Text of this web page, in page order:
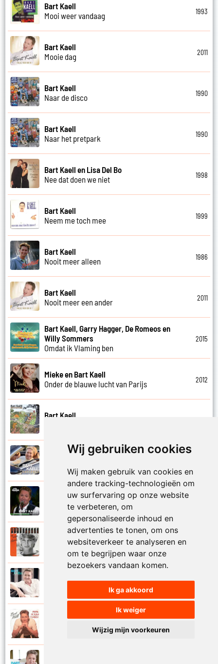
Wij gebruiken cookies
Wij maken gebruik van cookies en
andere tracking-technologieën om
uw surfervaring op onze website
te verbeteren, om
gepersonaliseerde inhoud en
advertenties te tonen, om ons
websiteverkeer te analyseren en
om te begrijpen waar onze
bezoekers vandaan komen.
Ik ga akkoord
Ik weiger
Wijzig mijn voorkeuren
Bart Kaell
Mooi weer vandaag
1993
Bart Kaell
Mooie dag
2011
Bart Kaell
Naar de disco
1990
Bart Kaell
Naar het pretpark
1990
Bart Kaell en Lisa Del Bo
Nee dat doen we niet
1998
Bart Kaell
Neem me toch mee
1999
Bart Kaell
Nooit meer alleen
1986
Bart Kaell
Nooit meer een ander
2011
Bart Kaell, Garry Hagger, De Romeos en
Willy Sommers
Omdat ik Vlaming ben
2015
Mieke en Bart Kaell
Onder de blauwe lucht van Parijs
2012
Bart Kaell
Bart Kaell
Bart Kaell
Onwaarschijnlijk mooi
Op mijn eiland
Bart Kaell
Bart Kaell
Papa ik kan zingen